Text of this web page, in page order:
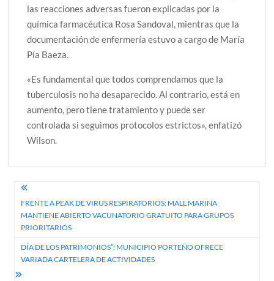
las reacciones adversas fueron explicadas por la
química farmacéutica Rosa Sandoval, mientras que la
documentación de enfermería estuvo a cargo de María
Pía Baeza.
«Es fundamental que todos comprendamos que la
tuberculosis no ha desaparecido. Al contrario, está en
aumento, pero tiene tratamiento y puede ser
controlada si seguimos protocolos estrictos», enfatizó
Wilson.
Navegación
de
entradas
FRENTE A PEAK DE VIRUS RESPIRATORIOS: MALL MARINA
MANTIENE ABIERTO VACUNATORIO GRATUITO PARA GRUPOS
PRIORITARIOS
DÍA DE LOS PATRIMONIOS”: MUNICIPIO PORTEÑO OFRECE
VARIADA CARTELERA DE ACTIVIDADES